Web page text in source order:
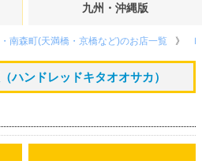
九州・沖縄版
南森町(天満橋・京橋など)のお店一覧
ハンドレッドキタオオサカ）